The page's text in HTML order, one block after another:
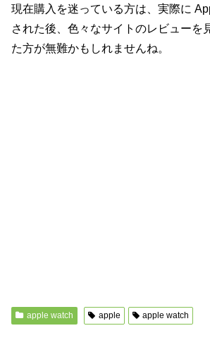
現在購入を迷っている方は、実際に
された後、色々なサイトのレビューを
た方が無難かもしれませんね。
apple watch apple apple watch